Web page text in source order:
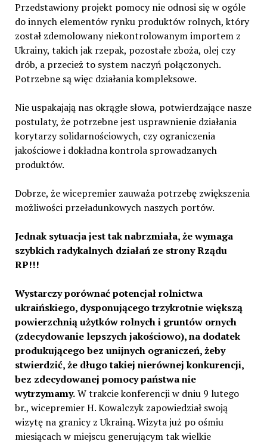
Przedstawiony projekt pomocy nie odnosi się w ogóle
do innych elementów rynku produktów rolnych, który
został zdemolowany niekontrolowanym importem z
Ukrainy, takich jak rzepak, pozostałe zboża, olej czy
drób, a przecież to system naczyń połączonych.
Potrzebne są więc działania kompleksowe.
Nie uspakajają nas okrągłe słowa, potwierdzające nasze
postulaty, że potrzebne jest usprawnienie działania
korytarzy solidarnościowych, czy ograniczenia
jakościowe i dokładna kontrola sprowadzanych
produktów.
Dobrze, że wicepremier zauważa potrzebę zwiększenia
możliwości przeładunkowych naszych portów.
Jednak sytuacja jest tak nabrzmiała, że wymaga
szybkich radykalnych działań ze strony Rządu
RP!!!
Wystarczy porównać potencjał rolnictwa
ukraińskiego, dysponującego trzykrotnie większą
powierzchnią użytków rolnych i gruntów ornych
(zdecydowanie lepszych jakościowo), na dodatek
produkującego bez unijnych ograniczeń, żeby
stwierdzić, że długo takiej nierównej konkurencji,
bez zdecydowanej pomocy państwa nie
wytrzymamy.W trakcie konferencji w dniu 9 lutego
br., wicepremier H. Kowalczyk zapowiedział swoją
wizytę na granicy z Ukrainą. Wizyta już po ośmiu
miesiącach w miejscu generującym tak wielkie